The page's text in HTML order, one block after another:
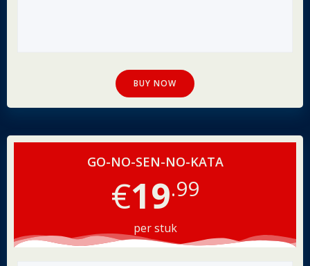
BUY NOW
GO-NO-SEN-NO-KATA
€19.99
per stuk